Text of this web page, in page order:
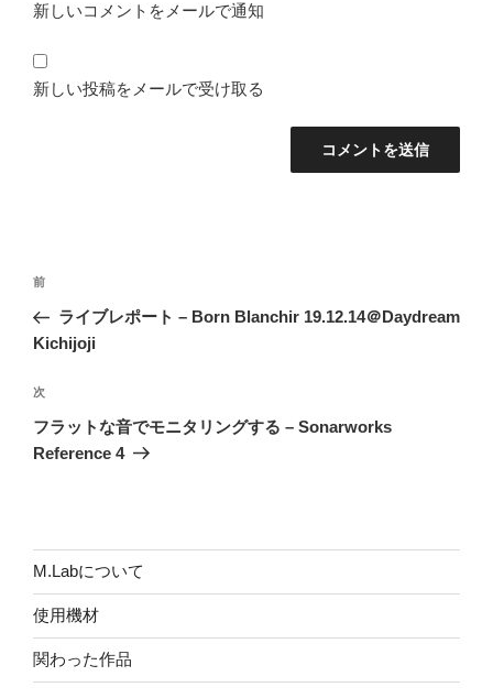
新しいコメントをメールで通知
新しい投稿をメールで受け取る
投
ナ
ゲ
ー
シ
前
の
投
前
ライブレポート – Born Blanchir 19.12.14＠Daydream
Kichijoji
次
の
投
次
フラットな音でモニタリングする – Sonarworks
Reference 4
M.Labについて
使用機材
関わった作品